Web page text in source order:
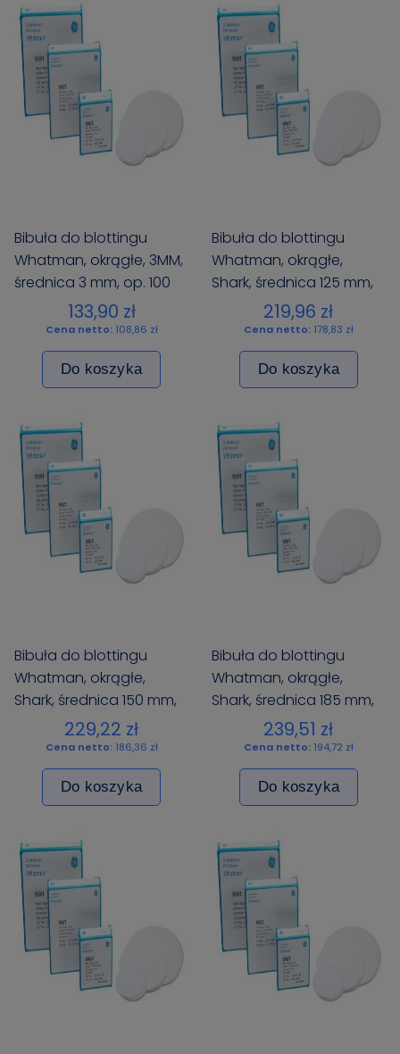
Bibuła do blottingu
Whatman, okrągłe, 3MM,
średnica 3 mm, op. 100
133,90 zł
Cena netto: 108,86 zł
Do koszyka
Bibuła do blottingu
Whatman, okrągłe,
Shark, średnica 125 mm,
op. 100 szt.219,96 zł
Cena netto: 178,83 zł
Do koszyka
Bibuła do blottingu
Whatman, okrągłe,
Shark, średnica 150 mm,
op. 100 szt.229,22 zł
Cena netto: 186,36 zł
Do koszyka
Bibuła do blottingu
Whatman, okrągłe,
Shark, średnica 185 mm,
op. 100 szt.239,51 zł
Cena netto: 194,72 zł
Do koszyka